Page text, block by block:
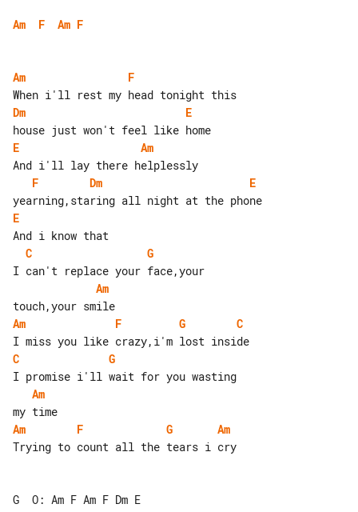
Am F Am F
Am
F
Dm
E
E
Am
F
Dm
E
E
C
G
Am
Am
F G
C
C
G
Am
Am
F G
Am
Trying to count all the tears i cry
G  O: Am F Am F Dm E